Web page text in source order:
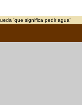
'que significa pedir agua'